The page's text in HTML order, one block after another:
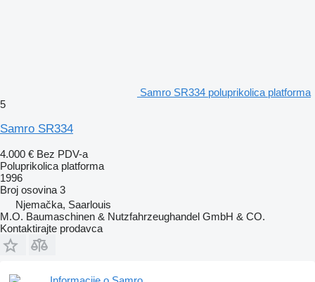
Samro SR334 poluprikolica platforma
5
Samro SR334
4.000 € Bez PDV-a
Poluprikolica platforma
1996
Broj osovina 3
Njemačka, Saarlouis
M.O. Baumaschinen & Nutzfahrzeughandel GmbH & CO.
Kontaktirajte prodavca